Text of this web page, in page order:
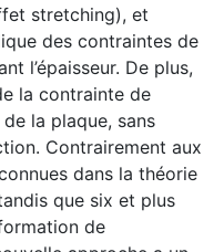
stretching), et
des contraintes de
l’épaisseur. De plus,
la contrainte de
la plaque, sans
Contrairement aux
dans la théorie
que six et plus
de